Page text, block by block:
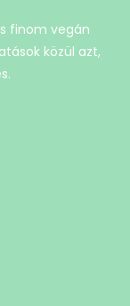
finom vegán
közül azt,